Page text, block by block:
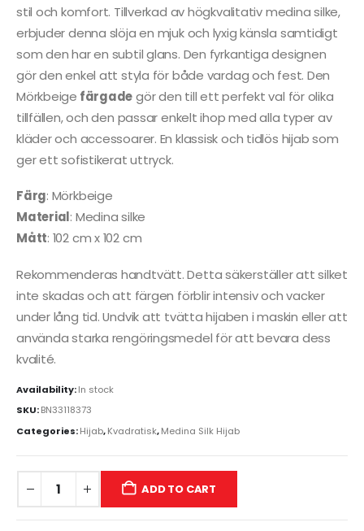
stil och komfort. Tillverkad av högkvalitativ medina silke,
erbjuder denna slöja en mjuk och lyxig känsla samtidigt
som den har en subtil glans. Den fyrkantiga designen
gör den enkel att styla för både vardag och fest. Den
Mörkbeige färgadegör den till ett perfekt val för olika
tillfällen, och den passar enkelt ihop med alla typer av
kläder och accessoarer. En klassisk och tidlös hijab som
ger ett sofistikerat uttryck.
Färg: Mörkbeige
Material: Medina silke
Mått: 102 cm x 102 cm
Rekommenderas handtvätt. Detta säkerställer att silket
inte skadas och att färgen förblir intensiv och vacker
under lång tid. Undvik att tvätta hijaben i maskin eller att
använda starka rengöringsmedel för att bevara dess
kvalité.
Availability:In stock
SKU:BN33118373
Categories:Hijab,Kvadratisk,Medina Silk Hijab
ADD TO CART